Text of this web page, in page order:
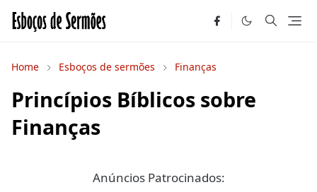
Home Esboços de sermões Finanças
Princípios Bíblicos sobre
Finanças
Anúncios Patrocinados: